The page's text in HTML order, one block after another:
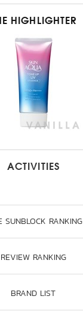
HIGHLIGHTER
ACTIVITIES
SUNBLOCK RANKING
REVIEW RANKING
BRAND LIST